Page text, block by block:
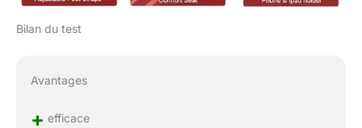
Bilan du test
Avantages
+ efficace